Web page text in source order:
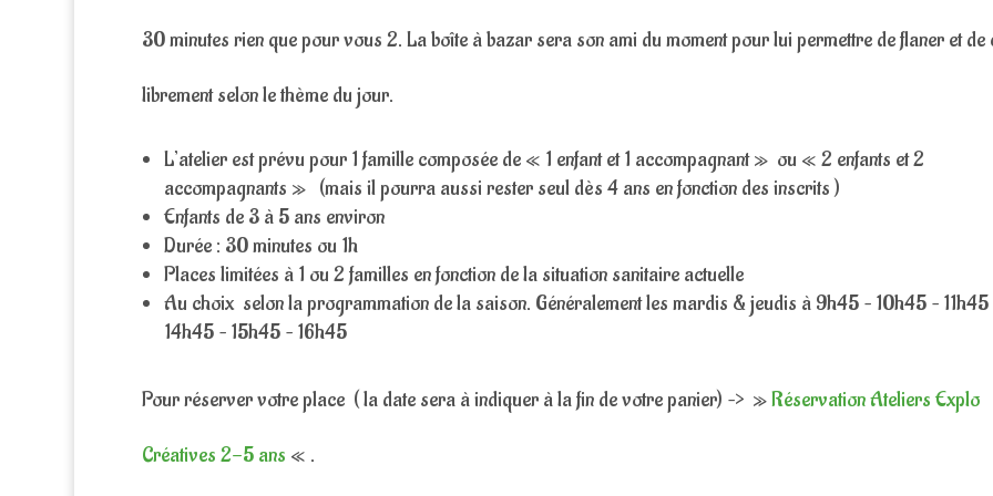
30 minutes rien que pour vous 2. La boîte à bazar sera son ami du moment pour lui permettre de flaner et de
librement selon le thème du jour.
L’atelier est prévu pour 1 famille composée de « 1 enfant et 1 accompagnant » ou « 2 enfants et 2
accompagnants » (mais il pourra aussi rester seul dès 4 ans en fonction des inscrits )
Enfants de 3 à 5 ans environ
Durée : 30 minutes ou 1h
Places limitées à 1 ou 2 familles en fonction de la situation sanitaire actuelle
Au choix selon la programmation de la saison. Généralement les mardis & jeudis à 9h45 – 10h45 – 11h45
14h45 – 15h45 – 16h45
Pour réserver votre place ( la date sera à indiquer à la fin de votre panier) –> »Réservation Ateliers Explo
Créatives 2-5 ans « .